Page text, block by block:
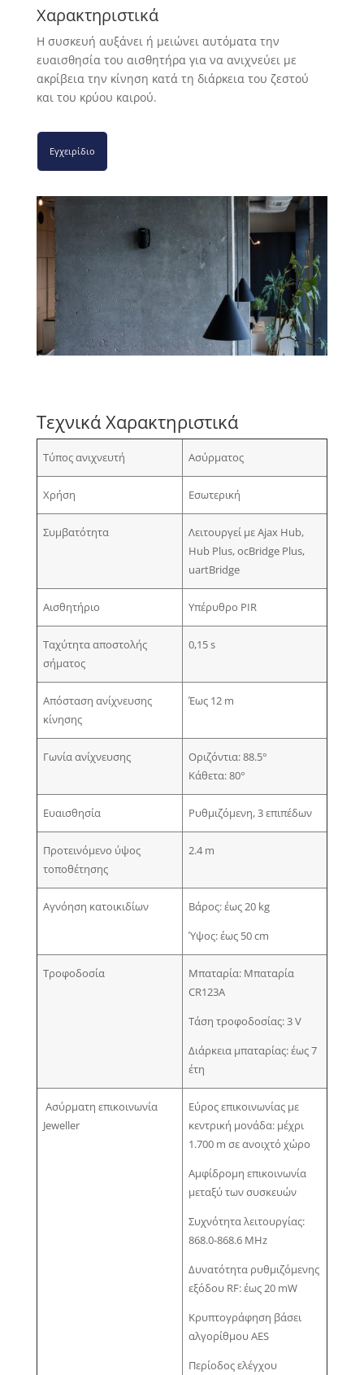
Χαρακτηριστικά
Η συσκευή αυξάνει ή μειώνει αυτόματα την
ευαισθησία του αισθητήρα για να ανιχνεύει με
ακρίβεια την κίνηση κατά τη διάρκεια του ζεστού
και του κρύου καιρού.
Εγχειρίδιο
Τεχνικά Χαρακτηριστικά
Τύπος ανιχνευτή Ασύρματος
Χρήση Εσωτερική
Συμβατότητα
Λειτουργεί με Ajax Hub,
Hub Plus, ocBridge Plus,
uartBridge
Αισθητήριο Υπέρυθρο PIR
Ταχύτητα αποστολής
σήματος
0,15 s
Απόσταση ανίχνευσης
κίνησης
Έως 12 m
Γωνία ανίχνευσης
Οριζόντια: 88.5°
Κάθετα: 80°
Ευαισθησία Ρυθμιζόμενη, 3 επιπέδων
Προτεινόμενο ύψος
τοποθέτησης
2.4 m
Αγνόηση κατοικιδίων
Βάρος: έως 20 kg
Ύψος: έως 50 cm
Τροφοδοσία
Μπαταρία: Μπαταρία
CR123A
Τάση τροφοδοσίας: 3 V
Διάρκεια μπαταρίας: έως 7
έτη
Ασύρματη επικοινωνία
Jeweller
Εύρος επικοινωνίας με
κεντρική μονάδα: μέχρι
1.700 m σε ανοιχτό χώρο
Αμφίδρομη επικοινωνία
μεταξύ των συσκευών
Συχνότητα λειτουργίας:
868.0-868.6 MHz
Δυνατότητα ρυθμιζόμενης
εξόδου RF: έως 20 mW
Κρυπτογράφηση βάσει
αλγορίθμου AES
Περίοδος ελέγχου